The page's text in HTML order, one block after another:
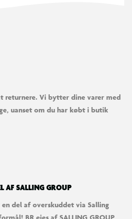
kommer med hele 88 kvalitets
og komfort. Trampolinen
leg og til at øve eller træne spring.
end ved mange andre
være i top er denne Spinout
timers sjov og motion til børn i alle
adgang til trampolinen, kan det
en trampolinstige som tilbehør.
returnere. Vi bytter dine varer med
uanset om du har købt i butik
AF SALLING GROUP
del af overskuddet via Salling